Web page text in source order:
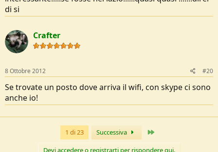
di si
Crafter
8 Ottobre 2012 #20
Se trovate un posto dove arriva il wifi, con skype ci sono
anche io!
1 di 23 Successiva
Devi accedere o registrarti per rispondere qui.